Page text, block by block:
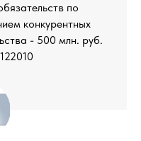
по
конкурентных
- 500 млн. руб.